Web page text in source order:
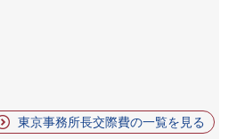
東京事務所長交際費の一覧を見る